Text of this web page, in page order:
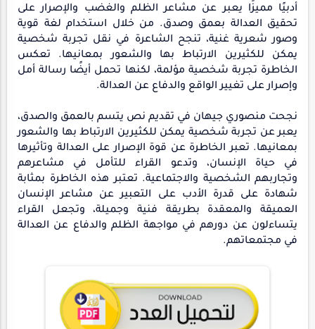
أدبيًا مميزًا يعبر عن مشاعر الظلم والغضب والإصرار على
تحقيق العدالة بعمق وصدق. من خلال استخدام لغة قوية
وصور شعرية غنية، تنجح الشاعرة في نقل تجربة شخصية
يمكن للكثيرين الارتباط بها والشعور بمعانيها. تعكس
الخاطرة تجربة شخصية مؤلمة، لكنها تحمل أيضًا رسالة أمل
وإصرار على تغيير الواقع والدفاع عن العدالة.
نجحت منصوري جيهان في تقديم نص يتسم بالعمق والصدق،
يعبر عن تجربة شخصية يمكن للكثيرين الارتباط بها والشعور
بمعانيها. تعبر الخاطرة عن قوة الإصرار على العدالة وتأثيرها
في حياة الإنسان، وتدعو القراء للتأمل في مشاعرهم
وتجاربهم الشخصية والاجتماعية. تعتبر هذه الخاطرة بمثابة
شهادة على قدرة الأدب على التعبير عن مشاعر الإنسان
العميقة والمعقدة بطريقة فنية وجميلة، وتجعل القراء
يتساءلون عن دورهم في مواجهة الظلم والدفاع عن العدالة
في مجتمعاتهم.